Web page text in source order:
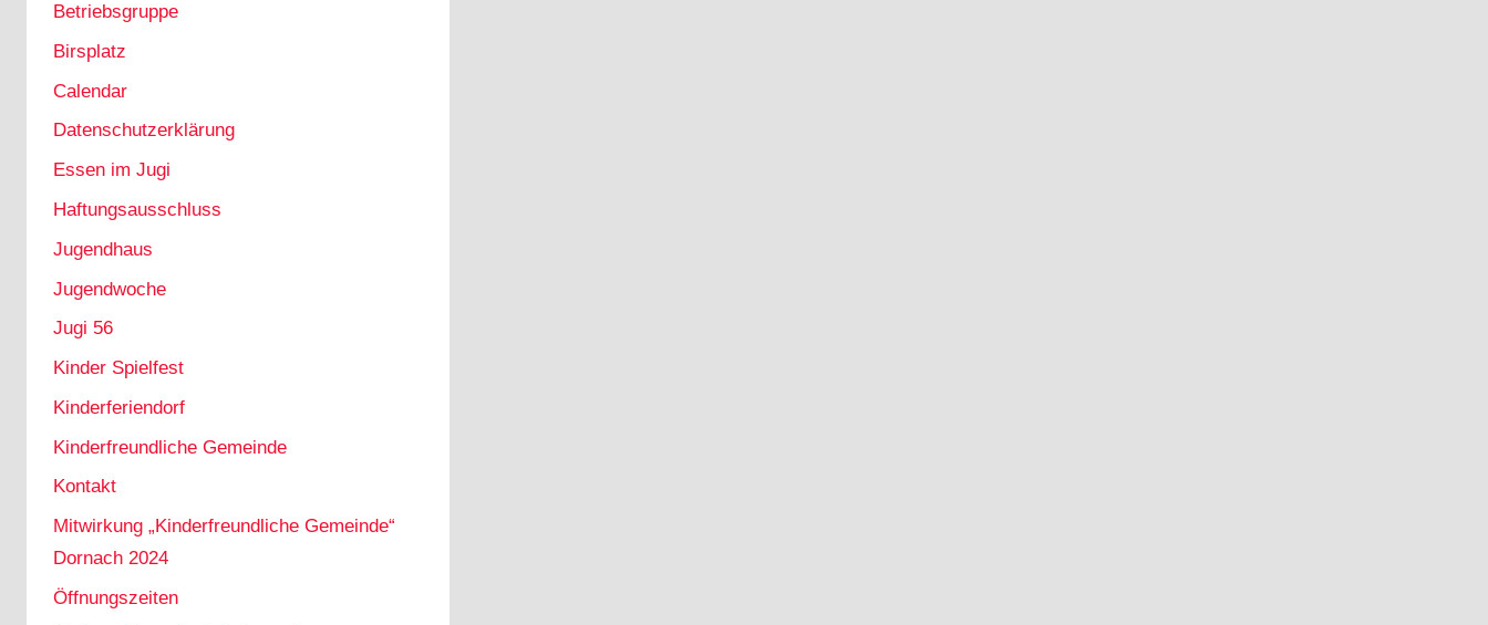
Betriebsgruppe
Birsplatz
Calendar
Datenschutzerklärung
Essen im Jugi
Haftungsausschluss
Jugendhaus
Jugendwoche
Jugi 56
Kinder Spielfest
Kinderferiendorf
Kinderfreundliche Gemeinde
Kontakt
Mitwirkung „Kinderfreundliche Gemeinde“
Dornach 2024
Öffnungszeiten